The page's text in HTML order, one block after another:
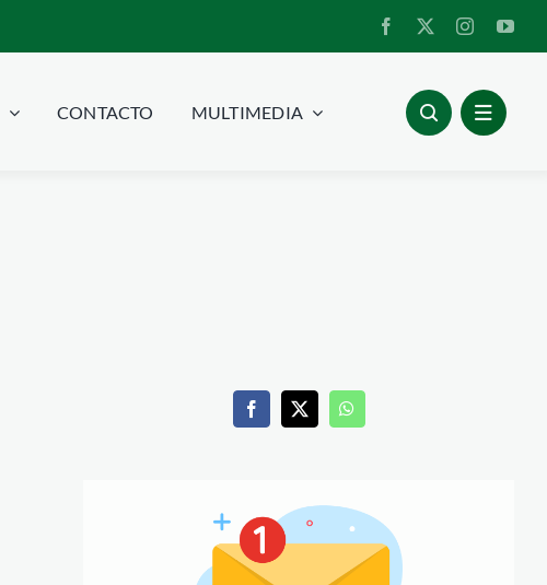
CONTACTO MULTIMEDIA